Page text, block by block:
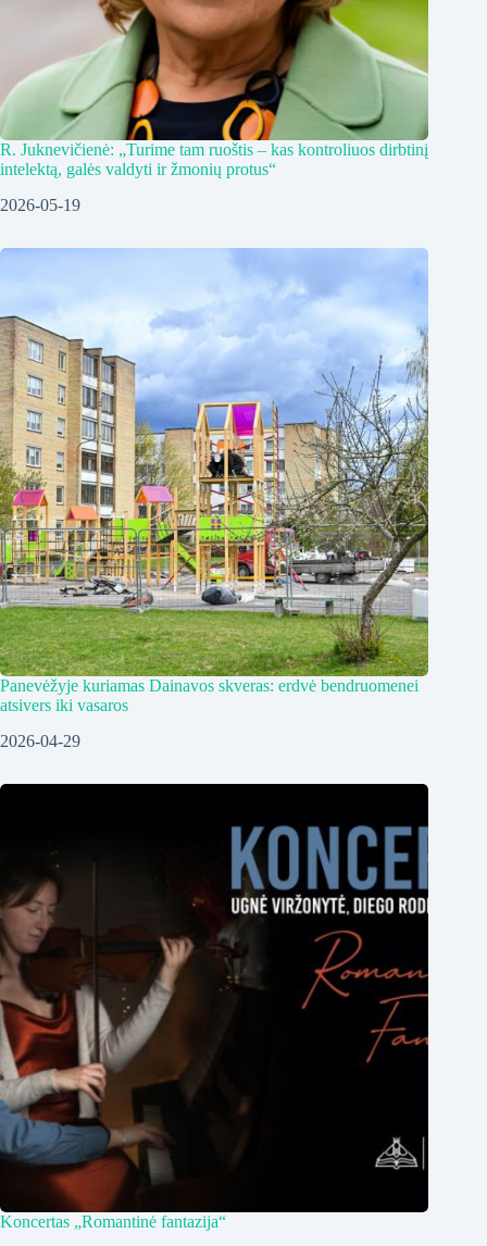
R. Juknevičienė: „Turime tam ruoštis – kas kontroliuos dirbtinį
intelektą, galės valdyti ir žmonių protus“
2026-05-19
Panevėžyje kuriamas Dainavos skveras: erdvė bendruomenei
atsivers iki vasaros
2026-04-29
Koncertas „Romantinė fantazija“